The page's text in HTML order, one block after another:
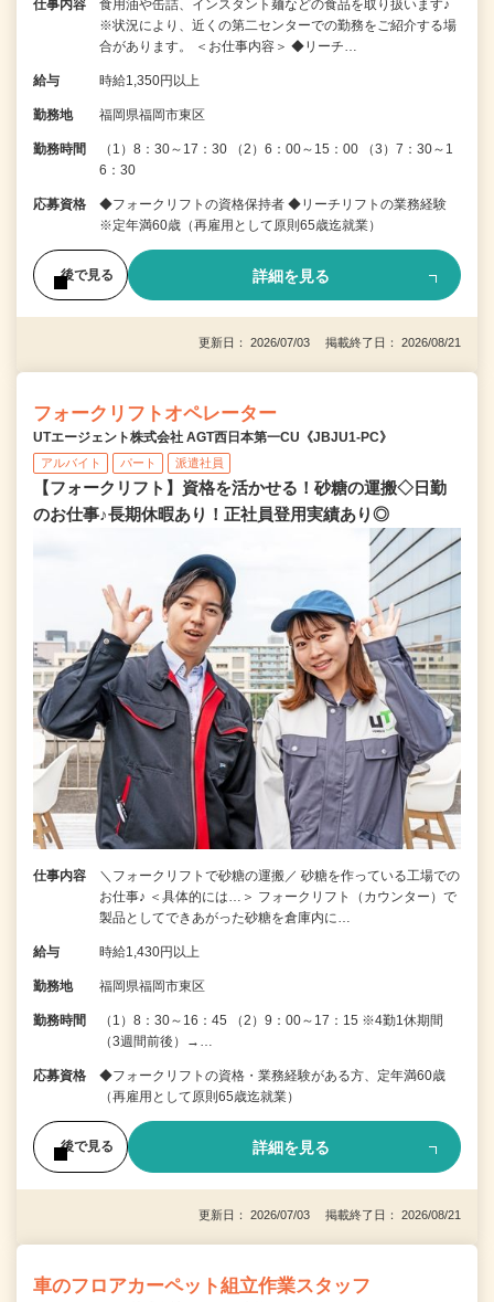
仕事内容
食用油や缶詰、インスタント麺などの食品を取り扱います♪
※状況により、近くの第二センターでの勤務をご紹介する場
合があります。 ＜お仕事内容＞ ◆リーチ…
給与 時給1,350円以上
勤務地 福岡県福岡市東区
勤務時間
（1）8：30～17：30 （2）6：00～15：00 （3）7：30～1
6：30
応募資格
◆フォークリフトの資格保持者 ◆リーチリフトの業務経験
※定年満60歳（再雇用として原則65歳迄就業）
後で見る 詳細を見る
更新日： 2026/07/03 掲載終了日： 2026/08/21
フォークリフトオペレーター
UTエージェント株式会社 AGT西日本第一CU《JBJU1-PC》
アルバイト パート 派遣社員
【フォークリフト】資格を活かせる！砂糖の運搬◇日勤
のお仕事♪長期休暇あり！正社員登用実績あり◎
仕事内容
＼フォークリフトで砂糖の運搬／ 砂糖を作っている工場での
お仕事♪ ＜具体的には…＞ フォークリフト（カウンター）で
製品としてできあがった砂糖を倉庫内に…
給与 時給1,430円以上
勤務地 福岡県福岡市東区
勤務時間
（1）8：30～16：45 （2）9：00～17：15 ※4勤1休期間
（3週間前後）→…
応募資格
◆フォークリフトの資格・業務経験がある方、定年満60歳
（再雇用として原則65歳迄就業）
後で見る 詳細を見る
更新日： 2026/07/03 掲載終了日： 2026/08/21
車のフロアカーペット組立作業スタッフ